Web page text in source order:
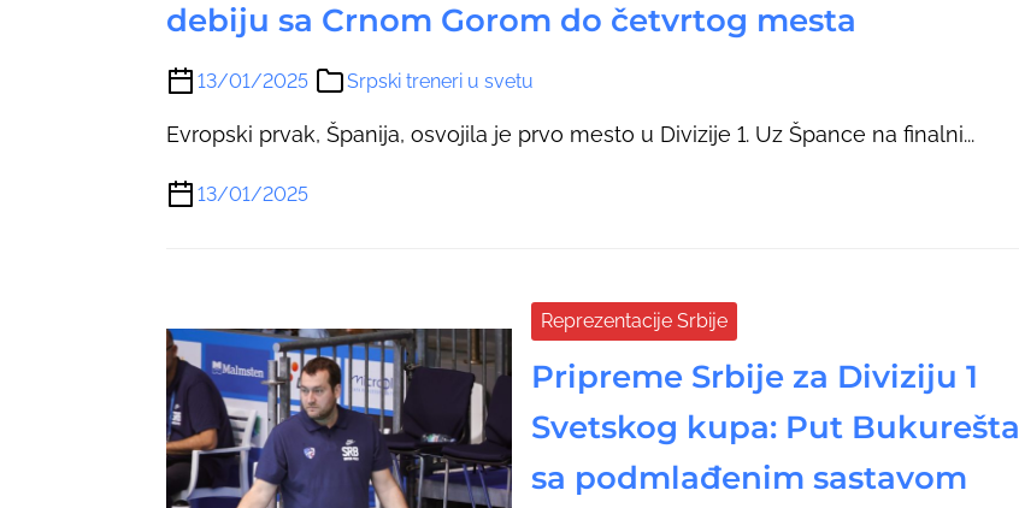
debiju sa Crnom Gorom do četvrtog mesta
13/01/2025 Srpski treneri u svetu
Evropski prvak, Španija, osvojila je prvo mesto u Divizije 1. Uz Špance na finalni...
13/01/2025
Reprezentacije Srbije
Pripreme Srbije za Diviziju 1
Svetskog kupa: Put Bukurešta
sa podmlađenim sastavom